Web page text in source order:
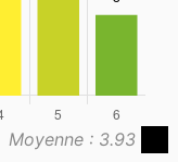
Moyenne : 3.93